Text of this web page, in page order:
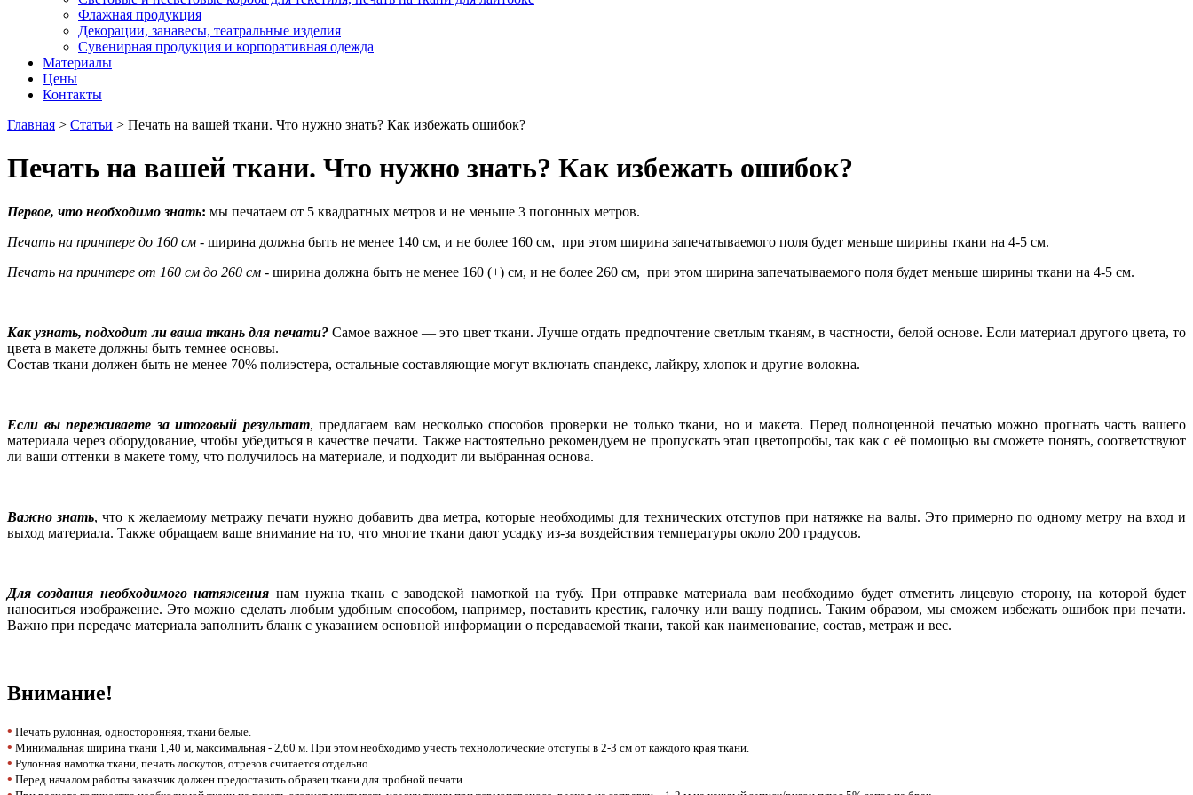
Флажная продукция
Декорации, занавесы, театральные изделия
Сувенирная продукция и корпоративная одежда
Материалы
Цены
Контакты
Главная > Статьи > Печать на вашей ткани. Что нужно знать? Как избежать ошибок?
Печать на вашей ткани. Что нужно знать? Как избежать ошибок?
Первое, что необходимо знать: мы печатаем от 5 квадратных метров и не меньше 3 погонных метров.
Печать на принтере до 160 см - ширина должна быть не менее 140 см, и не более 160 см, при этом ширина запечатываемого поля будет меньше ширины ткани на 4-5 см.
Печать на принтере от 160 см до 260 см - ширина должна быть не менее 160 (+) см, и не более 260 см, при этом ширина запечатываемого поля будет меньше ширины ткани на 4-5 см.
Как узнать, подходит ли ваша ткань для печати?Самое важное — это цвет ткани. Лучше отдать предпочтение светлым тканям, в частности, белой основе. Если материал другого цвета, то
цвета в макете должны быть темнее основы.
Состав ткани должен быть не менее 70% полиэстера, остальные составляющие могут включать спандекс, лайкру, хлопок и другие волокна.
Если вы переживаете за итоговый результат, предлагаем вам несколько способов проверки не только ткани, но и макета. Перед полноценной печатью можно прогнать часть вашего
материала через оборудование, чтобы убедиться в качестве печати. Также настоятельно рекомендуем не пропускать этап цветопробы, так как с её помощью вы сможете понять, соответствуют
ли ваши оттенки в макете тому, что получилось на материале, и подходит ли выбранная основа.
Важно знать, что к желаемому метражу печати нужно добавить два метра, которые необходимы для технических отступов при натяжке на валы. Это примерно по одному метру на вход и
выход материала. Также обращаем ваше внимание на то, что многие ткани дают усадку из-за воздействия температуры около 200 градусов.
Для создания необходимого натяжения нам нужна ткань с заводской намоткой на тубу. При отправке материала вам необходимо будет отметить лицевую сторону, на которой будет
наноситься изображение. Это можно сделать любым удобным способом, например, поставить крестик, галочку или вашу подпись. Таким образом, мы сможем избежать ошибок при печати.
Важно при передаче материала заполнить бланк с указанием основной информации о передаваемой ткани, такой как наименование, состав, метраж и вес.
Внимание!
• Печать рулонная, односторонняя, ткани белые.
• Минимальная ширина ткани 1,40 м, максимальная - 2,60 м. При этом необходимо учесть технологические отступы в 2-3 см от каждого края ткани.
• Рулонная намотка ткани, печать лоскутов, отрезов считается отдельно.
• Перед началом работы заказчик должен предоставить образец ткани для пробной печати.